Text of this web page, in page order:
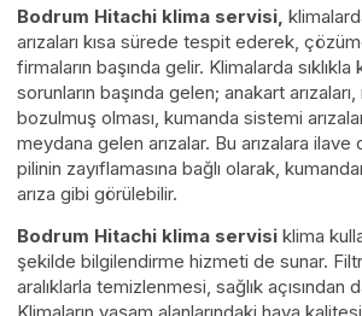
Bodrum Hitachi klima servisi,
arızaları kısa sürede tespit ederek,
firmaların başında gelir. Klimalarda sıklıkla
sorunların başında gelen; anakart
bozulmuş olması, kumanda sistemi
meydana gelen arızalar. Bu arızalara ilave
pilinin zayıflamasına bağlı olarak,
arıza gibi görülebilir.
Bodrum Hitachi klima servisi klima
şekilde bilgilendirme hizmeti de sunar.
aralıklarla temizlenmesi, sağlık açısından